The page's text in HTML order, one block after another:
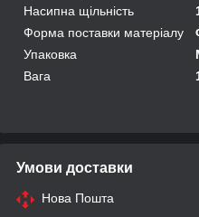
Насипна щільність
Форма поставки матеріалу
Упаковка
Вага
Умови доставки
Нова Пошта